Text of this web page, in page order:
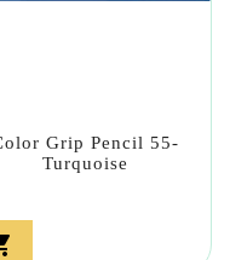
Grip Pencil 55-
Turquoise